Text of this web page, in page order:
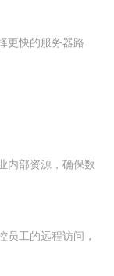
更快的服务器路
内部资源，确保数
员工的远程访问，